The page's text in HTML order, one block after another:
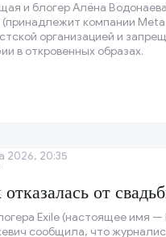
и блогер Алёна
компании
организацией и
в откровенных образах.
от
Exile (настоящее имя —
сообщила, что
2026, 20:35